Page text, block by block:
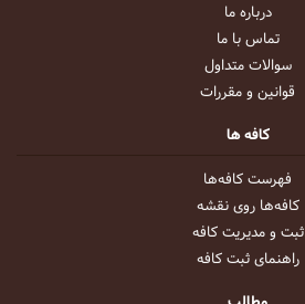
درباره ما
تماس با ما
سوالات متداول
قوانین و مقررات
کافه ها
فهرست کافه‌ها
کافه‌ها روی نقشه
ثبت و مدیریت کافه
راهنمای ثبت کافه